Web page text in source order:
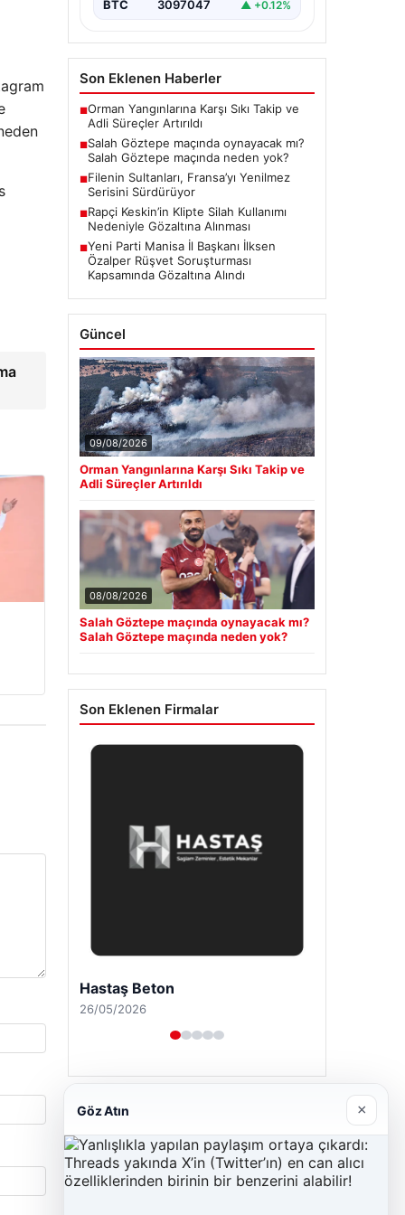
BTC 3097047 ▲ +0.12%
Son Eklenen Haberler
■Orman Yangınlarına Karşı Sıkı Takip ve
Adli Süreçler Artırıldı
■Salah Göztepe maçında oynayacak mı?
Salah Göztepe maçında neden yok?
■Filenin Sultanları, Fransa’yı Yenilmez
Serisini Sürdürüyor
■Rapçi Keskin’in Klipte Silah Kullanımı
Nedeniyle Gözaltına Alınması
■Yeni Parti Manisa İl Başkanı İlksen
Özalper Rüşvet Soruşturması
Kapsamında Gözaltına Alındı
Güncel
09/08/2026
Orman Yangınlarına Karşı Sıkı Takip ve
Adli Süreçler Artırıldı
08/08/2026
Salah Göztepe maçında oynayacak mı?
Salah Göztepe maçında neden yok?
Son Eklenen Firmalar
Hastaş Beton
26/05/2026
Göz Atın ×